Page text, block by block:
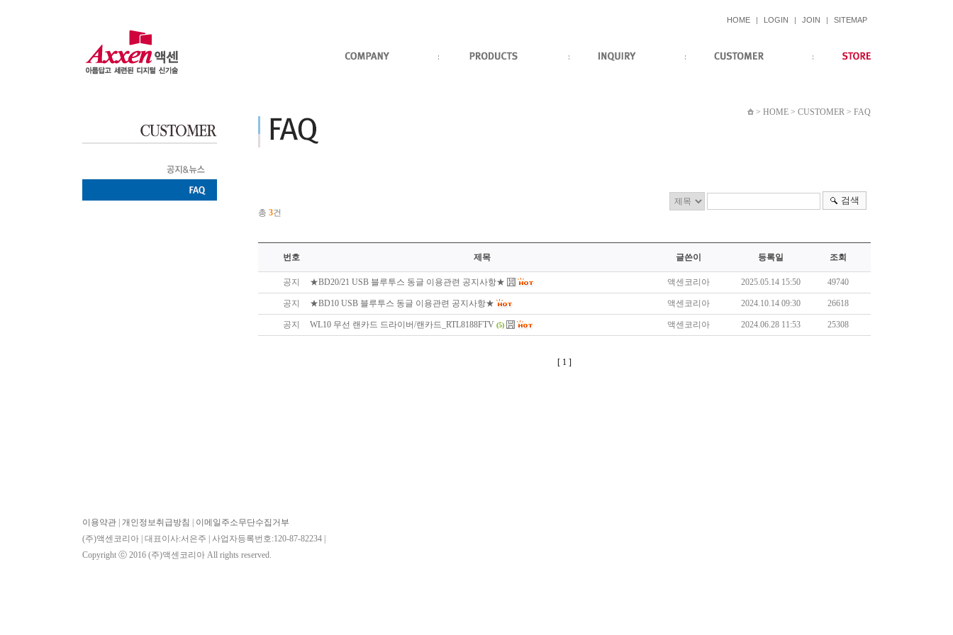
HOME | LOGIN | JOIN | SITEMAP
> HOME > CUSTOMER > FAQ
총 3건
검색
번호 제목 글쓴이 등록일 조회
공지 ★BD20/21 USB 블루투스 동글 이용관련 공지사항★ 액센코리아 2025.05.14 15:50 49740
공지 ★BD10 USB 블루투스 동글 이용관련 공지사항★ 액센코리아 2024.10.14 09:30 26618
공지 WL10 무선 랜카드 드라이버/랜카드_RTL8188FTV (5) 액센코리아 2024.06.28 11:53 25308
[ 1 ]
이용약관 개인정보취급방침
이메일주소무단수집거부
(주)액센코리아 | 대표이사:서은주 | 사업자등록번호:120-87-82234 |
Copyright ⓒ 2016 (주)액센코리아 All rights reserved.